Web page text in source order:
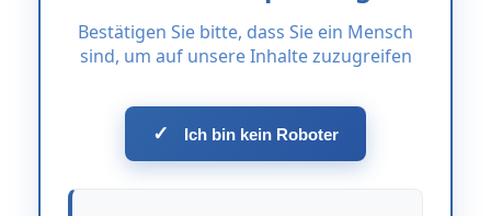
Bestätigen Sie bitte, dass Sie ein Mensch
sind, um auf unsere Inhalte zuzugreifen
✓ Ich bin kein Roboter